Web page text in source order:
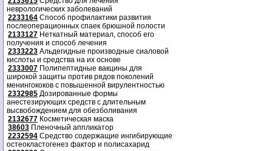
неврологических заболеваний
2233164 Способ профилактики развития
послеоперационных спаек брюшной полости
2133127 Неткатный материал, способ его
получения и способ лечения
2333223 Альдегидные производные сиаловой
кислоты и средства на их основе
2333007 Полипептидные вакцины для
широкой защиты против рядов поколений
менингококов с повышенной вирулентностью
2332985 Дозированные формы
анестезирующих средств с длительным
высвобождением для обезболивания
2132677 Косметическая маска
38603 Пленочный аппликатор
2232594 Средство содержащие ингибирующие
остеокластогенез фактор и полисахарид